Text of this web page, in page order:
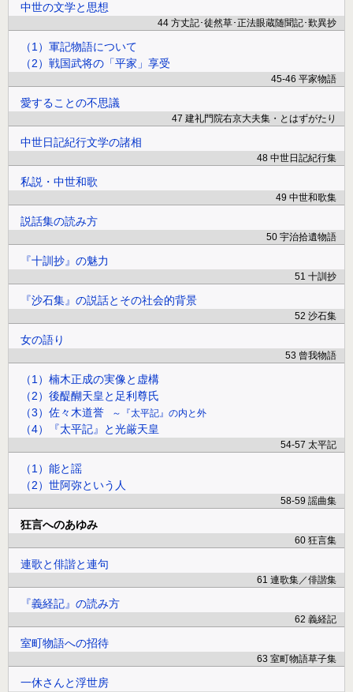
中世の文学と思想
44 方丈記･徒然草･正法眼蔵随聞記･歎異抄
（1）軍記物語について
（2）戦国武将の「平家」享受
45-46 平家物語
愛することの不思議
47 建礼門院右京大夫集・とはずがたり
中世日記紀行文学の諸相
48 中世日記紀行集
私説・中世和歌
49 中世和歌集
説話集の読み方
50 宇治拾遺物語
『十訓抄』の魅力
51 十訓抄
『沙石集』の説話とその社会的背景
52 沙石集
女の語り
53 曾我物語
（1）楠木正成の実像と虚構
（2）後醍醐天皇と足利尊氏
（3）佐々木道誉
『太平記』の内と外
（4）『太平記』と光厳天皇
54-57 太平記
（1）能と謡
（2）世阿弥という人
58-59 謡曲集
狂言へのあゆみ
60 狂言集
連歌と俳諧と連句
61 連歌集／俳諧集
『義経記』の読み方
62 義経記
室町物語への招待
63 室町物語草子集
一休さんと浮世房